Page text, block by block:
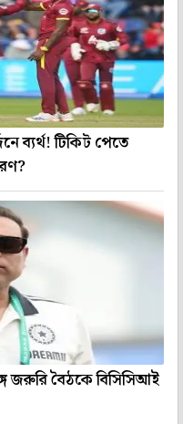
ব্যর্থ! টিকিট পেতে
জরুরি বৈঠকে বিসিসিআই